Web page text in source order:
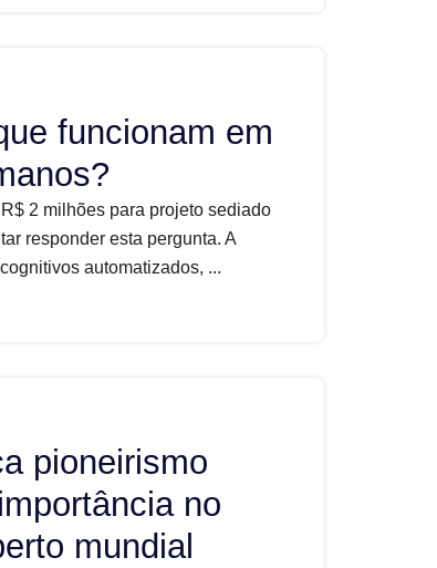
funcionam em
2 milhões para projeto sediado
responder esta pergunta. A
automatizados, ...
pioneirismo
no
mundial